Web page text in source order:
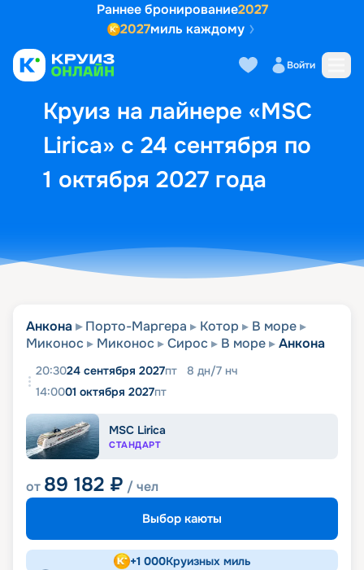
Раннее бронирование2027
2027миль каждому
Войти
Круиз на лайнере «MSC
Lirica» с 24 сентября по
1 октября 2027 года
Выбор кают Маршрут и
Анкона Порто-Маргера Котор
В море
Миконос
Миконос Сирос В море Анкона
20:3024 сентября 2027пт 8 дн/7 нч
14:0001 октября 2027пт
MSC Lirica
СТАНДАРТ
от 89 182 ₽ / чел
Выбор каюты
+1 000Круизных миль